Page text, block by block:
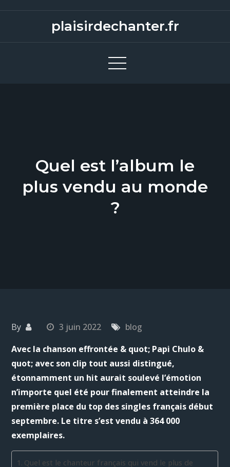
plaisirdechanter.fr
Quel est l’album le
plus vendu au monde
?
By 3 juin 2022
blog
Avec la chanson effrontée & quot; Papi Chulo &
quot; avec son clip tout aussi distingué,
étonnamment un hit aurait soulevé l’émotion
n’importe quel été pour finalement atteindre la
première place du top des singles français début
septembre. Le titre s’est vendu à 364 000
exemplaires.
Quel est le chanteur français qui vend le plus de